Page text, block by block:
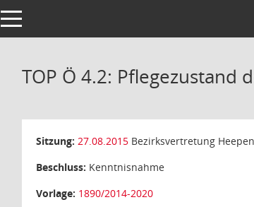
Toggle navigation
TOP Ö 4.2: Pflegezustand
Sitzung: 27.08.2015 Bezirksvertretung Heepen
Beschluss: Kenntnisnahme
Vorlage: 1890/2014-2020